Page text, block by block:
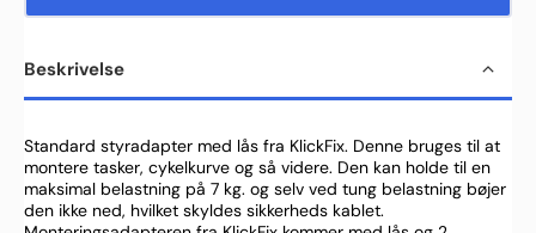
Beskrivelse
Standard styradapter med lås fra KlickFix. Denne bruges til at
montere tasker, cykelkurve og så videre. Den kan holde til en
maksimal belastning på 7 kg. og selv ved tung belastning bøjer
den ikke ned, hvilket skyldes sikkerheds kablet.
standard
med
lås
cykelkurv
tilbehør
med
lås